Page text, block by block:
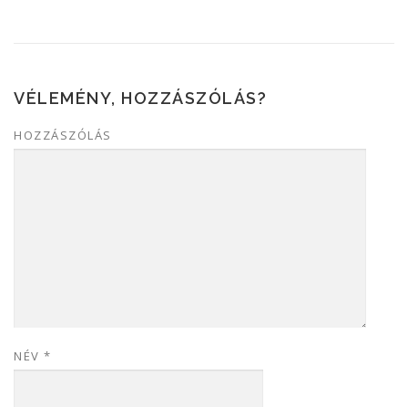
VÉLEMÉNY, HOZZÁSZÓLÁS?
HOZZÁSZÓLÁS
NÉV *